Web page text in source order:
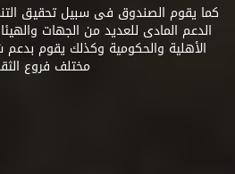
كما يقوم الصندوق فى سبيل تحقيق
الدعم المادى للعديد من الجهات
الأهلية والحكومية وكذلك يقوم بدعم
مختلف فروع